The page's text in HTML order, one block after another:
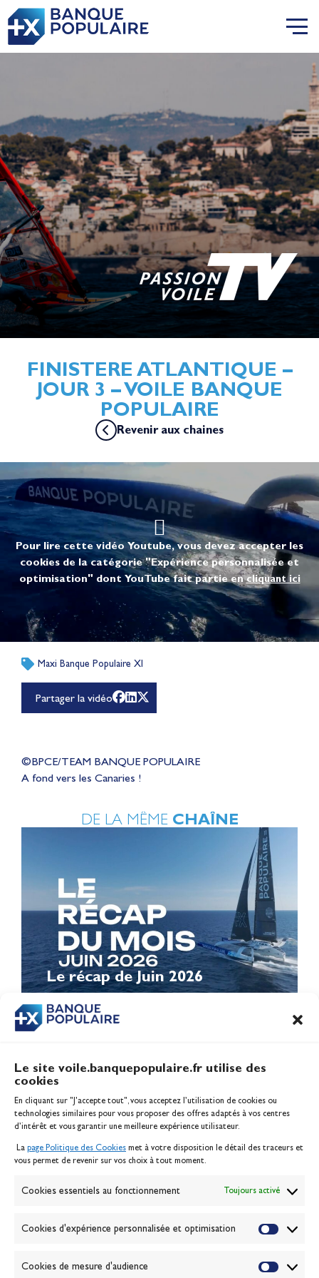
Le site voile.banquepopulaire.fr utilise des
cookies
En cliquant sur "J'accepte tout", vous acceptez l’utilisation de cookies ou
technologies similaires pour vous proposer des offres adaptés à vos centres
d’intérêt et vous garantir une meilleure expérience utilisateur.
La page Politique des Cookies met à votre disposition le détail des traceurs et
vous permet de revenir sur vos choix à tout moment.
Cookies essentiels au fonctionnement Toujours activé
Cookies d'expérience personnalisée et optimisation
Cookies de mesure d'audience
FINISTERE ATLANTIQUE –
JOUR 3 – VOILE BANQUE
POPULAIRE
Revenir aux chaines
Pour lire cette vidéo Youtube, vous devez accepter les
cookies de la catégorie "Expérience personnalisée et
optimisation" dont YouTube fait partie encliquant ici
Maxi Banque Populaire XI
Partager la vidéo
©BPCE/TEAM BANQUE POPULAIRE
A fond vers les Canaries !
DE LA MÊME CHAÎNE
Le récap de Juin 2026
Inscription serveur média
Contact
Politique des cookies
Banque de la voile
Passion Voile TV